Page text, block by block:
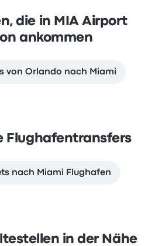
die in MIA Airport
ankommen
von Orlando nach Miami
Flughafentransfers
nach Miami Flughafen
in der Nähe